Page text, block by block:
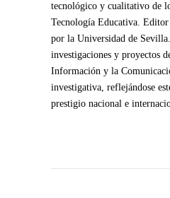
tecnológico y cualitativo de
Tecnología Educativa.
por la Universidad de
investigaciones y proyectos
Información y la
investigativa, reflejándose
prestigio nacional e